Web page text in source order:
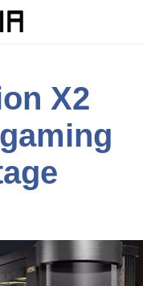
X2